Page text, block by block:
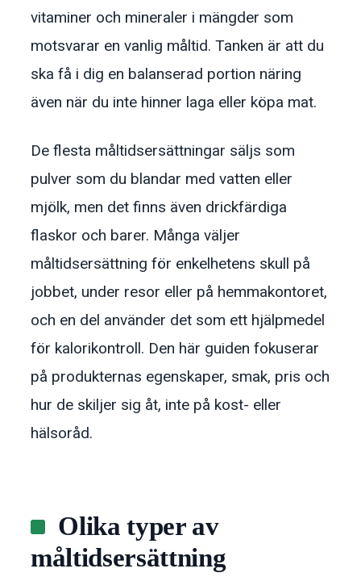
vitaminer och mineraler i mängder som
motsvarar en vanlig måltid. Tanken är att du
ska få i dig en balanserad portion näring
även när du inte hinner laga eller köpa mat.
De flesta måltidsersättningar säljs som
pulver som du blandar med vatten eller
mjölk, men det finns även drickfärdiga
flaskor och barer. Många väljer
måltidsersättning för enkelhetens skull på
jobbet, under resor eller på hemmakontoret,
och en del använder det som ett hjälpmedel
för kalorikontroll. Den här guiden fokuserar
på produkternas egenskaper, smak, pris och
hur de skiljer sig åt, inte på kost- eller
hälsoråd.
Olika typer av
måltidsersättning